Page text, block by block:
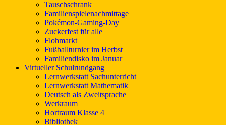
Tauschschrank
Familienspielenachmittage
Pokémon-Gaming-Day
Zuckerfest für alle
Flohmarkt
Fußballturnier im Herbst
Familiendisko im Januar
Virtueller Schulrundgang
Lernwerkstatt Sachunterricht
Lernwerkstatt Mathematik
Deutsch als Zweitsprache
Werkraum
Hortraum Klasse 4
Bibliothek